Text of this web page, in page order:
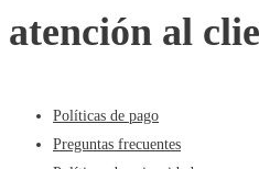
atención al
Políticas de pago
Preguntas frecuentes